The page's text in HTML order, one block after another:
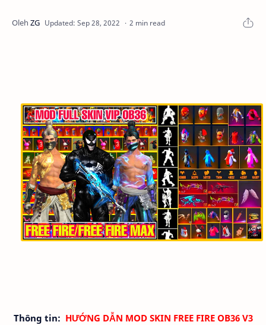
2 min read
Thông tin: HƯỚNG DẪN MOD SKIN FREE FIRE OB36 V3